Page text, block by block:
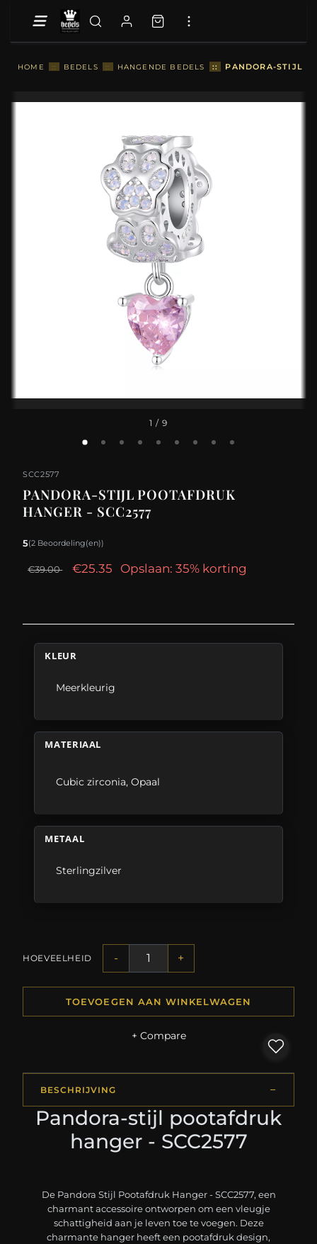
HOME :: BEDELS :: HANGENDE BEDELS :: PANDORA-STIJL
1 / 9
SCC2577
PANDORA-STIJL POOTAFDRUK
HANGER - SCC2577
5(2 Beoordeling(en))
€39.00 €25.35 Opslaan: 35% korting
KLEUR
Meerkleurig
MATERIAAL
Cubic zirconia,Opaal
METAAL
Sterlingzilver
HOEVEELHEID - +
TOEVOEGEN AAN WINKELWAGEN
+ Compare
BESCHRIJVING
Pandora-stijl pootafdruk
hanger - SCC2577
De Pandora Stijl Pootafdruk Hanger - SCC2577, een
charmant accessoire ontworpen om een vleugje
schattigheid aan je leven toe te voegen. Deze
charmante hanger heeft een pootafdruk design,